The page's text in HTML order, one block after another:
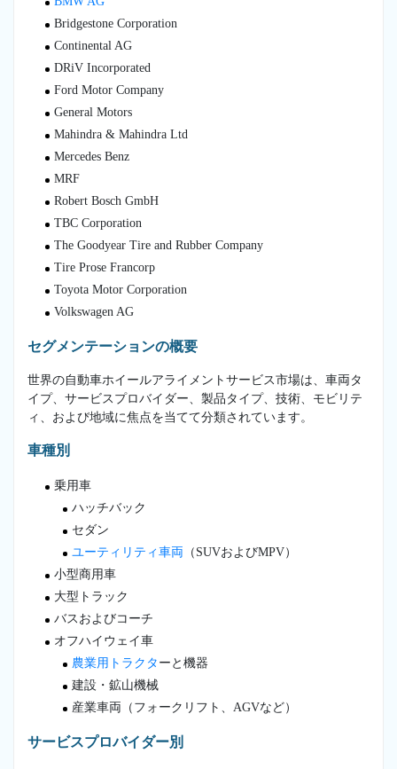
Bridgestone Corporation
Continental AG
DRiV Incorporated
Ford Motor Company
General Motors
Mahindra & Mahindra Ltd
Mercedes Benz
MRF
Robert Bosch GmbH
TBC Corporation
The Goodyear Tire and Rubber Company
Tire Prose Francorp
Toyota Motor Corporation
Volkswagen AG
セグメンテーションの概要
世界の自動車ホイールアライメントサービス市場は、車両タ
イプ、サービスプロバイダー、製品タイプ、技術、モビリテ
ィ、および地域に焦点を当てて分類されています。
車種別
乗用車
ハッチバック
セダン
ユーティリティ車両 （SUVおよびMPV）
小型商用車
大型トラック
バスおよびコーチ
オフハイウェイ車
農業用トラクタ ーと機器
建設・鉱山機械
産業車両（フォークリフト、AGVなど）
サービスプロバイダー別